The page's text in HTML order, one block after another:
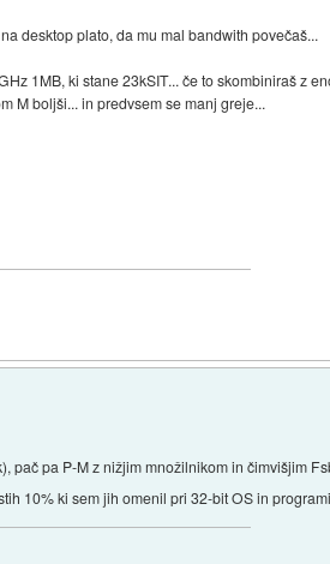
desktop plato, da mu mal bandwith povečaš...
1MB, ki stane 23kSIT... če to skombiniraš z
M boljši... in predvsem se manj greje...
pač pa P-M z nižjim množilnikom in čimvišjim
10% ki sem jih omenil pri 32-bit OS in